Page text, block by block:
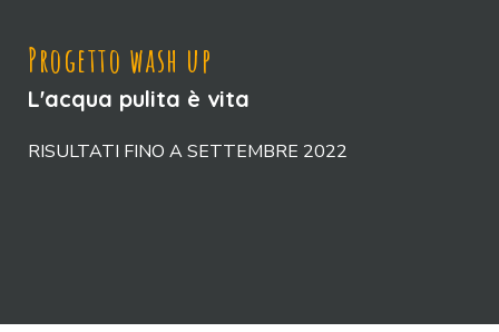
Progetto wash up
L'acqua pulita è vita
RISULTATI FINO A SETTEMBRE 2022